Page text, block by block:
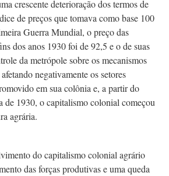
crescente deterioração dos termos de
de preços que tomava como base 100
Guerra Mundial, o preço das
dos anos 1930 foi de 92,5 e o de suas
da metrópole sobre os mecanismos
negativamente os setores
em sua colônia e, a partir do
de 1930, o capitalismo colonial começou
agrária.
do capitalismo colonial agrário
das forças produtivas e uma queda